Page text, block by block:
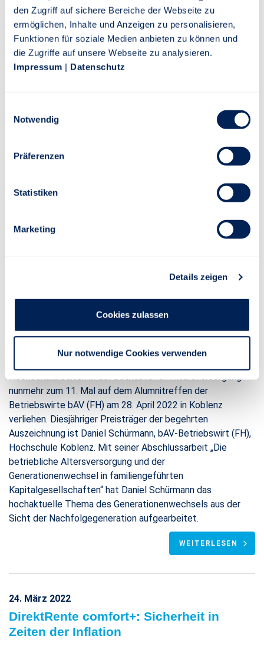
den Zugriff auf sichere Bereiche der Webseite zu
ermöglichen, Inhalte und Anzeigen zu personalisieren,
Funktionen für soziale Medien anbieten zu können und
die Zugriffe auf unsere Webseite zu analysieren.
Impressum | Datenschutz
Notwendig
Präferenzen
Statistiken
Marketing
Details zeigen
Cookies zulassen
Nur notwendige Cookies verwenden
WEITERLESEN
02. Mai 2022
der Altersvorsorge
Mal einen Preis für eine hervorragende Hochschularbeit zur
vergeben. Die Auszeichnung wurde auf dem Alumnitreffen
der Betriebswirte bAV (FH) am 28. April 2022 verliehen.
WEITERLESEN
bAV-Preis für hervorragende
Stuttgart, 28. April 2022 – Die Stuttgarter hat den mit
nunmehr zum 11. Mal auf dem Alumnitreffen der
Betriebswirte bAV (FH) am 28. April 2022 in Koblenz
verliehen. Diesjähriger Preisträger der begehrten
Auszeichnung ist Daniel Schürmann, bAV-Betriebswirt (FH),
Hochschule Koblenz. Mit seiner Abschlussarbeit „Die
betriebliche Altersversorgung und der
Generationenwechsel in familiengeführten
Kapitalgesellschaften“ hat Daniel Schürmann das
hochaktuelle Thema des Generationenwechsels aus der
Sicht der Nachfolgegeneration aufgearbeitet.
WEITERLESEN
24. März 2022
DirektRente comfort+: Sicherheit in
Zeiten der Inflation